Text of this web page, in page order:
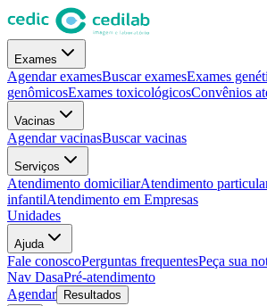
Exames
Agendar examesBuscar examesExames
genômicosExames toxicológicosConvênios
Vacinas
Agendar vacinasBuscar vacinas
Serviços
Atendimento domiciliarAtendimento
infantilAtendimento em Empresas
Unidades
Ajuda
Fale conoscoPerguntas frequentesPeça sua
Nav DasaPré-atendimento
Agendar
Resultados